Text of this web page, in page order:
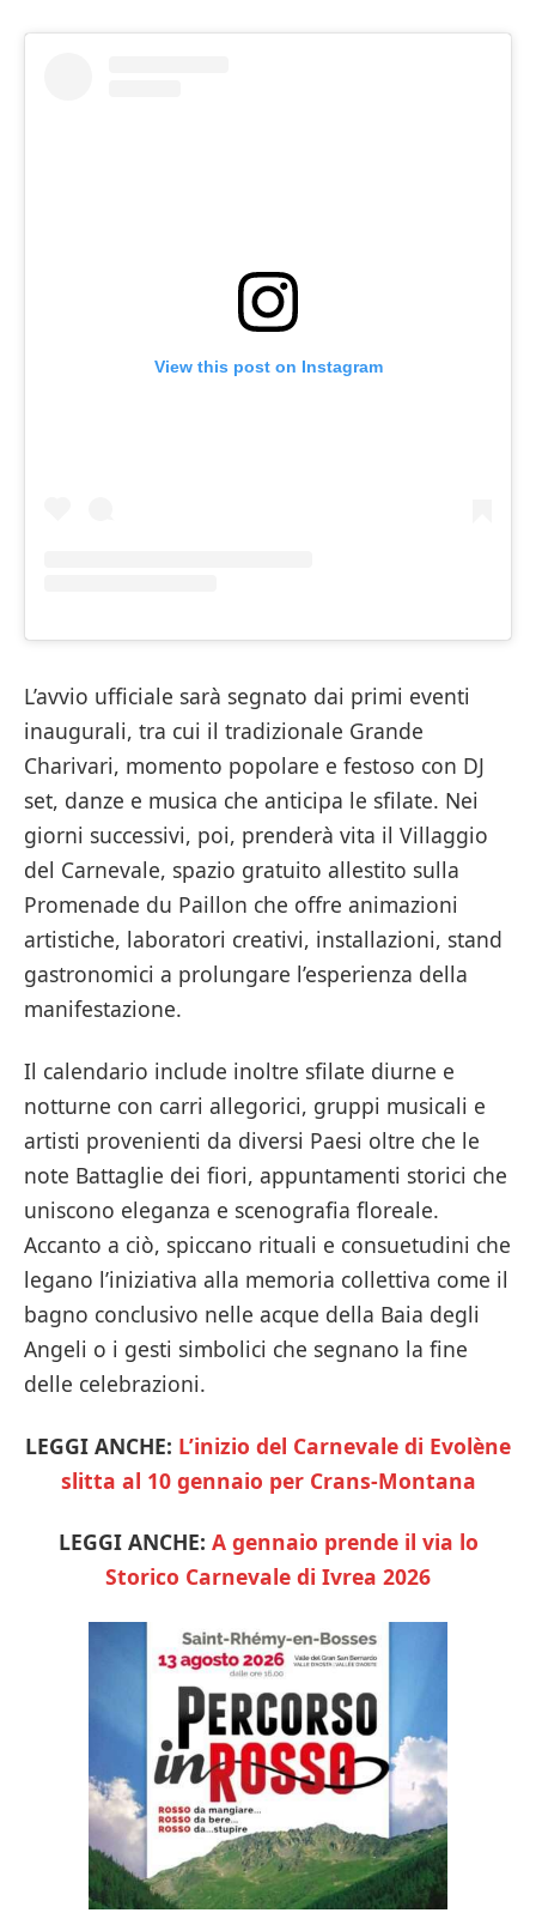
View this post on Instagram
L’avvio ufficiale sarà segnato dai primi eventi
inaugurali, tra cui il tradizionale Grande
Charivari, momento popolare e festoso con DJ
set, danze e musica che anticipa le sfilate. Nei
giorni successivi, poi, prenderà vita il Villaggio
del Carnevale, spazio gratuito allestito sulla
Promenade du Paillon che offre animazioni
artistiche, laboratori creativi, installazioni, stand
gastronomici a prolungare l’esperienza della
manifestazione.
Il calendario include inoltre sfilate diurne e
notturne con carri allegorici, gruppi musicali e
artisti provenienti da diversi Paesi oltre che le
note Battaglie dei fiori, appuntamenti storici che
uniscono eleganza e scenografia floreale.
Accanto a ciò, spiccano rituali e consuetudini che
legano l’iniziativa alla memoria collettiva come il
bagno conclusivo nelle acque della Baia degli
Angeli o i gesti simbolici che segnano la fine
delle celebrazioni.
LEGGI ANCHE: L’inizio del Carnevale di Evolène
slitta al 10 gennaio per Crans-Montana
LEGGI ANCHE: A gennaio prende il via lo
Storico Carnevale di Ivrea 2026